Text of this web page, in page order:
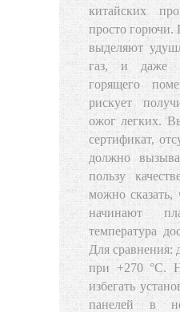
китайских
просто горючи.
выделяют
газ, и даже
горящего
рискует
ожог легких.
сертификат,
должно
пользу
можно
начинают
температура
Для сравнения:
при +270 °С.
избегать
панелей в